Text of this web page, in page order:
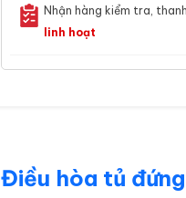
Nhận hàng kiểm tra,
linh hoạt
Điều hòa tủ